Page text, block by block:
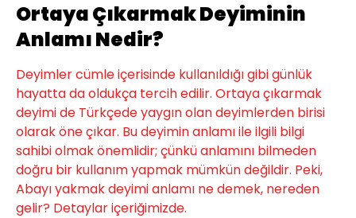
Ortaya Çıkarmak Deyiminin
Anlamı Nedir?
Deyimler cümle içerisinde kullanıldığı gibi günlük
hayatta da oldukça tercih edilir. Ortaya çıkarmak
deyimi de Türkçede yaygın olan deyimlerden birisi
olarak öne çıkar. Bu deyimin anlamı ile ilgili bilgi
sahibi olmak önemlidir; çünkü anlamını bilmeden
doğru bir kullanım yapmak mümkün değildir. Peki,
Abayı yakmak deyimi anlamı ne demek, nereden
gelir? Detaylar içeriğimizde.